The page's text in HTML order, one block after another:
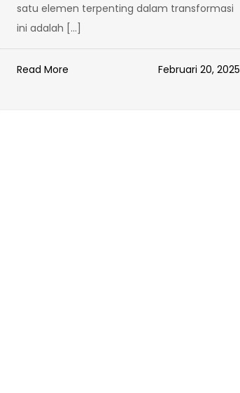
satu elemen terpenting dalam transformasi
ini adalah […]
Read More Februari 20, 2025